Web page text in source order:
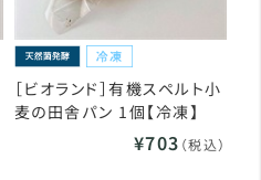
［ビオランド］有機スペルト小
麦の田舎パン 1個【冷凍】
¥703 （税込）